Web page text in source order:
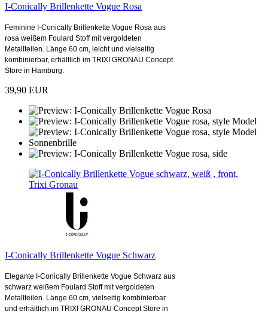
I-Conically Brillenkette Vogue Rosa
Feminine I-Conically Brillenkette Vogue Rosa aus
rosa weißem Foulard Stoff mit vergoldeten
Metallteilen. Länge 60 cm, leicht und vielseitig
kombinierbar, erhältlich im TRIXI GRONAU Concept
Store in Hamburg.
39,90 EUR
I-Conically Brillenkette Vogue Schwarz
Elegante I-Conically Brillenkette Vogue Schwarz aus
schwarz weißem Foulard Stoff mit vergoldeten
Metallteilen. Länge 60 cm, vielseitig kombinierbar
und erhältlich im TRIXI GRONAU Concept Store in